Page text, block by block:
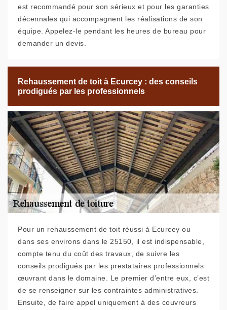
est recommandé pour son sérieux et pour les garanties
décennales qui accompagnent les réalisations de son
équipe. Appelez-le pendant les heures de bureau pour
demander un devis.
Rehaussement de toit à Ecurcey : des conseils
prodigués par les professionnels
Pour un rehaussement de toit réussi à Ecurcey ou
dans ses environs dans le 25150, il est indispensable,
compte tenu du coût des travaux, de suivre les
conseils prodigués par les prestataires professionnels
œuvrant dans le domaine. Le premier d’entre eux, c’est
de se renseigner sur les contraintes administratives.
Ensuite, de faire appel uniquement à des couvreurs